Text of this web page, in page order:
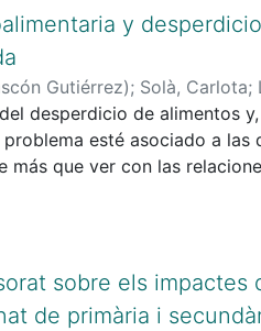
appreciate past tourism
education, face precarious
19’s impact on labour
leaving. The study
tensions in the
tourism labour regime
y
Gutiérrez); Solà, Carlota;
desperdicio de alimentos
esté asociado a
más que ver con las
la innovación
débiles sus costos de
en base a los intereses de
sobre els impactes
de primària i